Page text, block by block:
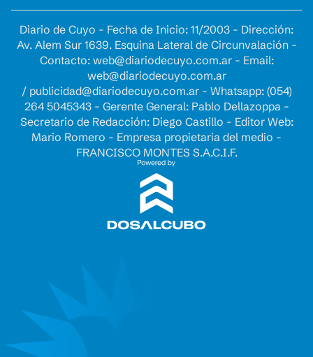
Diario de Cuyo - Fecha de Inicio: 11/2003 - Dirección:
Av. Alem Sur 1639. Esquina Lateral de Circunvalación -
Contacto: web@diariodecuyo.com.ar- Email:
web@diariodecuyo.com.ar
/ publicidad@diariodecuyo.com.ar- Whatsapp: (054)
264 5045343 - Gerente General: Pablo Dellazoppa -
Secretario de Redacción: Diego Castillo - Editor Web:
Mario Romero - Empresa propietaria del medio -
FRANCISCO MONTES S.A.C.I.F.